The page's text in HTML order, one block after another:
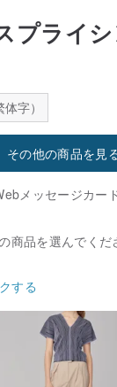
プライ
字）
その他の商品を見
メッセージカー
商品を選んでくだ
する